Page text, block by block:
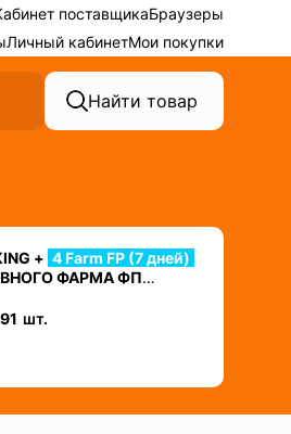
поставщикаБраузеры
Личный кабинетМои покупки
Найти товар
+ 4 Farm FP (7 дней)
ФАРМА ФП
шт.